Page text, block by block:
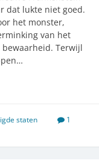
dat lukte niet goed.
het monster,
van het
bewaarheid. Terwijl
staten
1